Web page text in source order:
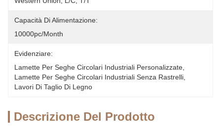
Capacità Di Alimentazione:
10000pc/month
Evidenziare:
Lamette Per Seghe Circolari Industriali Personalizzate
Lamette Per Seghe Circolari Industriali Senza Rastrelli
Lavori Di Taglio Di Legno
Descrizione Del Prodotto